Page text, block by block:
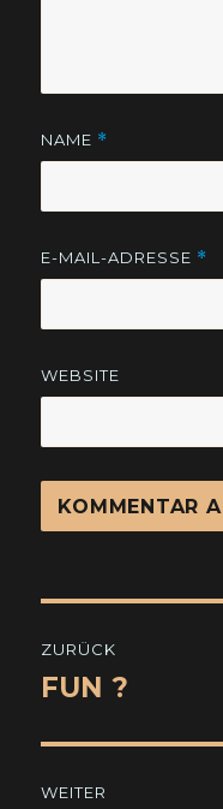
NAME *
E-MAIL-ADRESSE *
WEBSITE
ZURÜCK
Vorheriger
FUN ?
WEITER